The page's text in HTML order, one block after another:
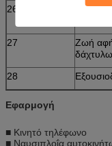
26
27
Ζωή
28
Εφαρμογή
■ Κινητό τηλέφωνο
■ Ναυσιπλοΐα